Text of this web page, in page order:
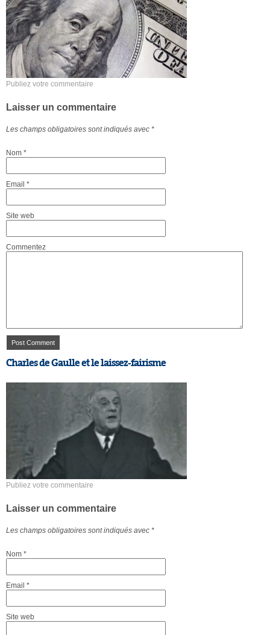
Publiez votre commentaire
Laisser un commentaire
Les champs obligatoires sont indiqués avec *
Nom *
Email *
Site web
Commentez
Charles de Gaulle et le laissez-fairisme
Publiez votre commentaire
Laisser un commentaire
Les champs obligatoires sont indiqués avec *
Nom *
Email *
Site web